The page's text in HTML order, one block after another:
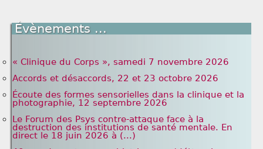
Évènements ...
« Clinique du Corps », samedi 7 novembre 2026
Accords et désaccords, 22 et 23 octobre 2026
Écoute des formes sensorielles dans la clinique et la
photographie, 12 septembre 2026
Le Forum des Psys contre-attaque face à la
destruction des institutions de santé mentale. En
direct le 18 juin 2026 à (...)